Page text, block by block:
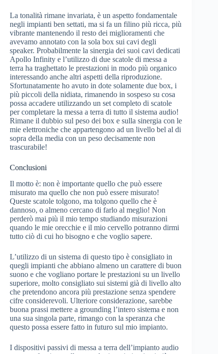
La tonalità rimane invariata, è un aspetto fondamentale
negli impianti ben settati, ma si fa un filino più ricca, più
vibrante mantenendo il resto dei miglioramenti che
avevamo annotato con la sola box sui cavi degli
speaker. Probabilmente la sinergia dei suoi cavi dedicati
Apollo Infinity e l’utilizzo di due scatole di messa a
terra ha traghettato le prestazioni in modo più organico
interessando anche altri aspetti della riproduzione.
Sfortunatamente ho avuto in dote solamente due box, i
più piccoli della nidiata, rimanendo in sospeso su cosa
possa accadere utilizzando un set completo di scatole
per completare la messa a terra di tutto il sistema audio!
Rimane il dubbio sul peso dei box e sulla sinergia con le
mie elettroniche che appartengono ad un livello bel al di
sopra della media con un peso decisamente non
trascurabile!
Conclusioni
Il motto è: non è importante quello che può essere
misurato ma quello che non può essere misurato!
Queste scatole tolgono, ma tolgono quello che è
dannoso, o almeno cercano di farlo al meglio! Non
perderò mai più il mio tempo studiando misurazioni
quando le mie orecchie e il mio cervello potranno dirmi
tutto ciò di cui ho bisogno e che voglio sapere.
L’utilizzo di un sistema di questo tipo è consigliato in
quegli impianti che abbiano almeno un carattere di buon
suono e che vogliano portare le prestazioni su un livello
superiore, molto consigliato sui sistemi già di livello alto
che pretendono ancora più prestazione senza spendere
cifre considerevoli. Ulteriore considerazione, sarebbe
buona prassi mettere a grounding l’intero sistema e non
una sua singola parte, rimango con la speranza che
questo possa essere fatto in futuro sul mio impianto.
I dispositivi passivi di messa a terra dell’impianto audio